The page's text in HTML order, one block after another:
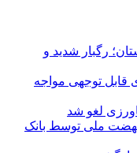
نارنجی هواشناسی برای ۴ استان؛ رگبار شدید و
قابل توجهی مواجه
لغو شد
۳۹۶ هزار واحد نهضت ملی توسط بانک